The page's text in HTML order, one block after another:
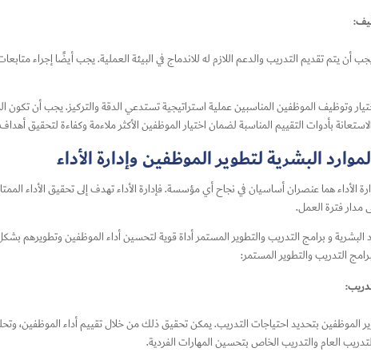
يتم تقديم التدريب والدعم اللازم له للاندماج في البيئة العملية. يجب أيضًا إجراء
وتوظيف الموظفين المناسبين عملية استراتيجية تستدعي الدقة والتركيز. يجب أن تكون
بأدوات التقييم المناسبة لضمان اختيار الموظفين الأكثر ملاءمة وكفاءة لتحقيق
البشرية لتطوير الموظفين وإدارة الأداء
الأداء هما عنصران أساسيان في نجاح أي مؤسسة. فإدارة الأداء تهدف إلى تحقيق الأداء
مدار فترة العمل.
البشرية و برامج التدريب والتطوير المستمر أداة قوية لتحسين أداء الموظفين وتطويرهم
التدريب والتطوير المستمر:
الموظفين بتحديد احتياجات التدريب. يمكن تحقيق ذلك من خلال تقييم أداء الموظفين،
العام والتدريب الخاص بتحسين المهارات الفردية.